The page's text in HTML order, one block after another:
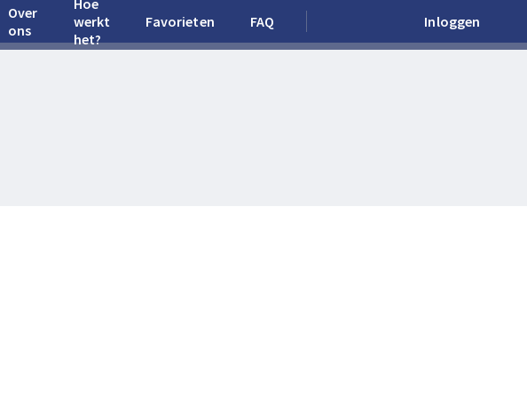
Over
ons
Hoe
werkt
het?
Favorieten FAQ Inloggen